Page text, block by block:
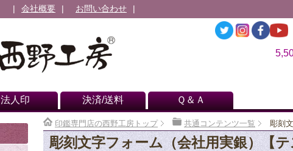
会社概要 お問い合わせ
法人印 決済/送料 Ｑ＆Ａ
印鑑専門店の西野工房トップ 共通コンテンツ一覧 彫刻
彫刻文字フォーム（会社用実銀）【